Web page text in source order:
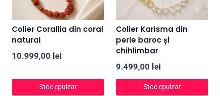
Colier Corallia din coral
natural
10.999,00 lei
Stoc epuizat
Colier Karisma din
perle baroc și
chihlimbar
9.499,00 lei
Stoc epuizat